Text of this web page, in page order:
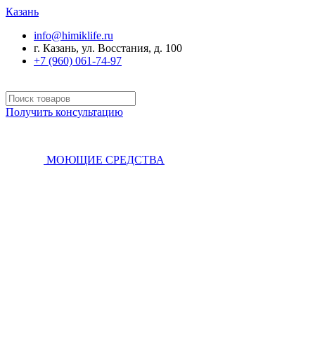
Казань
info@himiklife.ru
г. Казань, ул. Восстания, д. 100
+7 (960) 061-74-97
Получить консультацию
МОЮЩИЕ СРЕДСТВА